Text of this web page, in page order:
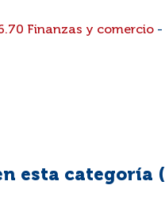
Finanzas y comercio -
esta categoría (